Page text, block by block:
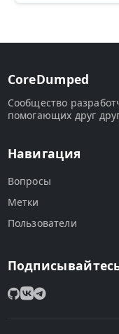
CoreDumped
Сообщество
помогающих друг
Навигация
Вопросы
Метки
Пользователи